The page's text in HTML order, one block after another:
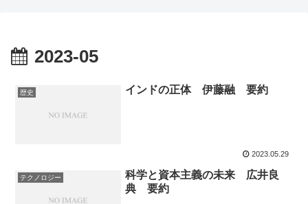
2023-05
歴史 インドの正体 伊藤融 要約
2023.05.29
テクノロジー
科学と資本主義の未来 広井良
典 要約